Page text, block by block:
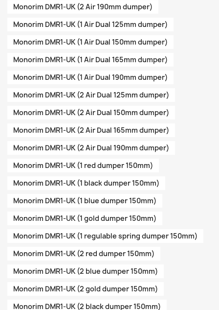
Monorim DMR1-UK (2 Air 190mm dumper)
Monorim DMR1-UK (1 Air Dual 125mm dumper)
Monorim DMR1-UK (1 Air Dual 150mm dumper)
Monorim DMR1-UK (1 Air Dual 165mm dumper)
Monorim DMR1-UK (1 Air Dual 190mm dumper)
Monorim DMR1-UK (2 Air Dual 125mm dumper)
Monorim DMR1-UK (2 Air Dual 150mm dumper)
Monorim DMR1-UK (2 Air Dual 165mm dumper)
Monorim DMR1-UK (2 Air Dual 190mm dumper)
Monorim DMR1-UK (1 red dumper 150mm)
Monorim DMR1-UK (1 black dumper 150mm)
Monorim DMR1-UK (1 blue dumper 150mm)
Monorim DMR1-UK (1 gold dumper 150mm)
Monorim DMR1-UK (1 regulable spring dumper 150mm)
Monorim DMR1-UK (2 red dumper 150mm)
Monorim DMR1-UK (2 blue dumper 150mm)
Monorim DMR1-UK (2 gold dumper 150mm)
Monorim DMR1-UK (2 black dumper 150mm)